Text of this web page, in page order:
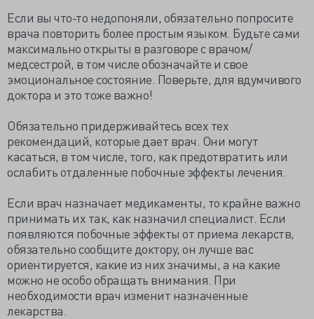
Если вы что-то недопоняли, обязательно попросите
врача повторить более простым языком. Будьте сами
максимально открыты в разговоре с врачом/
медсестрой, в том числе обозначайте и свое
эмоциональное состояние. Поверьте, для вдумчивого
доктора и это тоже важно!
Обязательно придерживайтесь всех тех
рекомендаций, которые дает врач. Они могут
касаться, в том числе, того, как предотвратить или
ослабить отдаленные побочные эффекты лечения.
Если врач назначает медикаменты, то крайне важно
принимать их так, как назначил специалист. Если
появляются побочные эффекты от приема лекарств,
обязательно сообщите доктору, он лучше вас
ориентируется, какие из них значимы, а на какие
можно не особо обращать внимания. При
необходимости врач изменит назначенные
лекарства.